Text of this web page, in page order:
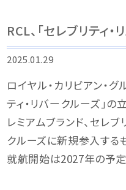
RCL、「セレブリティ
2025.01.29
ロイヤル・カリビアン・グ
ティ・リバークルーズ」
レミアムブランド、セレ
クルーズに新規参入する
就航開始は2027年の予定